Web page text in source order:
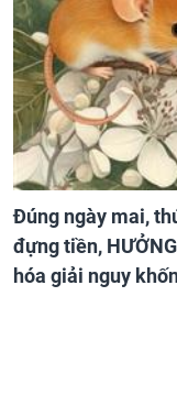
Đúng ngày mai,
đựng tiền,
hóa giải nguy